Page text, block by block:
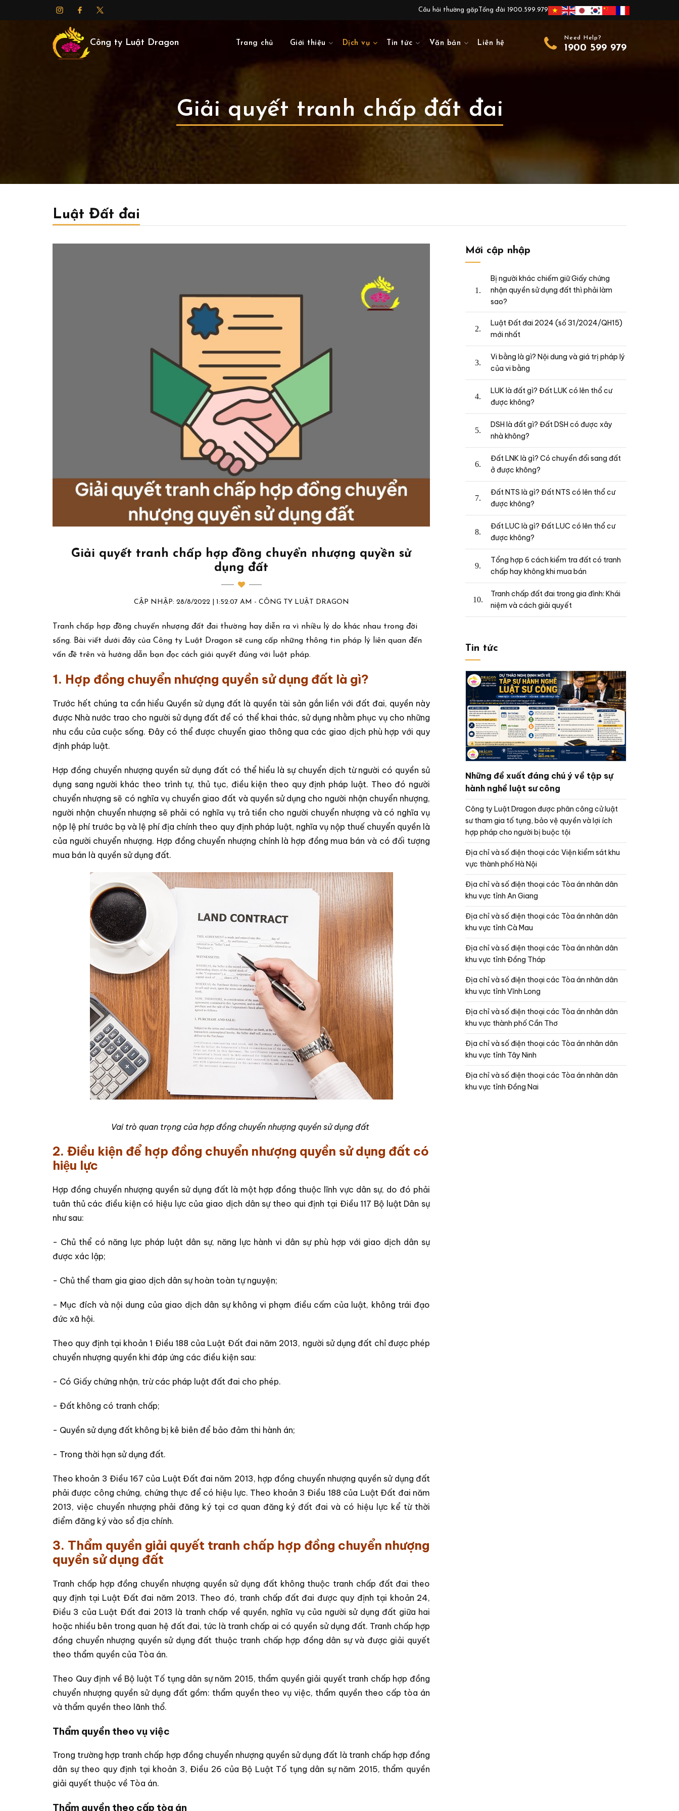
Câu hỏi thường gặp Tổng đài 1900.599.979
Công ty Luật Dragon Trang chủ Giới thiệu Dịch vụ Tin tức Văn bản Liên hệ
Need Help?
1900 599 979
Giải quyết tranh chấp đất đai
Luật Đất đai
Giải quyết tranh chấp hợp đồng chuyển nhượng quyền sử
dụng đất
CẬP NHẬP: 28/8/2022 | 1:52:07 AM - CÔNG TY LUẬT DRAGON
Tranh chấp hợp đồng chuyển nhượng đất đai thường hay diễn ra vì nhiều lý do khác nhau trong đời
sống. Bài viết dưới đây của Công ty Luật Dragon sẽ cung cấp những thông tin pháp lý liên quan đến
vấn đề trên và hướng dẫn bạn đọc cách giải quyết đúng với luật pháp.
1. Hợp đồng chuyển nhượng quyền sử dụng đất là gì?
Trước hết chúng ta cần hiểu Quyền sử dụng đất là quyền tài sản gắn liền với đất đai, quyền này
được Nhà nước trao cho người sử dụng đất để có thể khai thác, sử dụng nhằm phục vụ cho những
nhu cầu của cuộc sống. Đây có thể được chuyển giao thông qua các giao dịch phù hợp với quy
định pháp luật.
Hợp đồng chuyển nhượng quyền sử dụng đất có thể hiểu là sự chuyển dịch từ người có quyền sử
dụng sang người khác theo trình tự, thủ tục, điều kiện theo quy định pháp luật. Theo đó người
chuyển nhượng sẽ có nghĩa vụ chuyển giao đất và quyền sử dụng cho người nhận chuyển nhượng,
người nhận chuyển nhượng sẽ phải có nghĩa vụ trả tiền cho người chuyển nhượng và có nghĩa vụ
nộp lệ phí trước bạ và lệ phí địa chính theo quy định pháp luật, nghĩa vụ nộp thuế chuyển quyền là
của người chuyển nhượng. Hợp đồng chuyển nhượng chính là hợp đồng mua bán và có đối tượng
mua bán là quyền sử dụng đất.
Vai trò quan trọng của hợp đồng chuyển nhượng quyền sử dụng đất
2. Điều kiện để hợp đồng chuyển nhượng quyền sử dụng đất có
hiệu lực
Hợp đồng chuyển nhượng quyền sử dụng đất là một hợp đồng thuộc lĩnh vực dân sự, do đó phải
tuân thủ các điều kiện có hiệu lực của giao dịch dân sự theo qui định tại Điều 117 Bộ luật Dân sự
như sau:
- Chủ thể có năng lực pháp luật dân sự, năng lực hành vi dân sự phù hợp với giao dịch dân sự
được xác lập;
- Chủ thể tham gia giao dịch dân sự hoàn toàn tự nguyện;
- Mục đích và nội dung của giao dịch dân sự không vi phạm điều cấm của luật, không trái đạo
đức xã hội.
Theo quy định tại khoản 1 Điều 188 của Luật Đất đai năm 2013, người sử dụng đất chỉ được phép
chuyển nhượng quyền khi đáp ứng các điều kiện sau:
- Có Giấy chứng nhận, trừ các pháp luật đất đai cho phép.
- Đất không có tranh chấp;
- Quyền sử dụng đất không bị kê biên để bảo đảm thi hành án;
- Trong thời hạn sử dụng đất.
Theo khoản 3 Điều 167 của Luật Đất đai năm 2013, hợp đồng chuyển nhượng quyền sử dụng đất
phải được công chứng, chứng thực để có hiệu lực. Theo khoản 3 Điều 188 của Luật Đất đai năm
2013, việc chuyển nhượng phải đăng ký tại cơ quan đăng ký đất đai và có hiệu lực kể từ thời
điểm đăng ký vào sổ địa chính.
3. Thẩm quyền giải quyết tranh chấp hợp đồng chuyển nhượng
quyền sử dụng đất
Tranh chấp hợp đồng chuyển nhượng quyền sử dụng đất không thuộc tranh chấp đất đai theo
quy định tại Luật Đất đai năm 2013. Theo đó, tranh chấp đất đai được quy định tại khoản 24,
Điều 3 của Luật Đất đai 2013 là tranh chấp về quyền, nghĩa vụ của người sử dụng đất giữa hai
hoặc nhiều bên trong quan hệ đất đai, tức là tranh chấp ai có quyền sử dụng đất. Tranh chấp hợp
đồng chuyển nhượng quyền sử dụng đất thuộc tranh chấp hợp đồng dân sự và được giải quyết
theo thẩm quyền của Tòa án.
Theo Quy định về Bộ luật Tố tụng dân sự năm 2015, thẩm quyền giải quyết tranh chấp hợp đồng
chuyển nhượng quyền sử dụng đất gồm: thẩm quyền theo vụ việc, thẩm quyền theo cấp tòa án
và thẩm quyền theo lãnh thổ.
Thẩm quyền theo vụ việc
Trong trường hợp tranh chấp hợp đồng chuyển nhượng quyền sử dụng đất là tranh chấp hợp đồng
dân sự theo quy định tại khoản 3, Điều 26 của Bộ Luật Tố tụng dân sự năm 2015, thẩm quyền
giải quyết thuộc về Tòa án.
Thẩm quyền theo cấp tòa án
Mới cập nhập
Bị người khác chiếm giữ Giấy chứng
nhận quyền sử dụng đất thì phải làm
sao?
Luật Đất đai 2024 (số 31/2024/QH15)
mới nhất
Vi bằng là gì? Nội dung và giá trị pháp lý
của vi bằng
LUK là đất gì? Đất LUK có lên thổ cư
được không?
DSH là đất gì? Đất DSH có được xây
nhà không?
Đất LNK là gì? Có chuyển đổi sang đất
ở được không?
Đất NTS là gì? Đất NTS có lên thổ cư
được không?
Đất LUC là gì? Đất LUC có lên thổ cư
được không?
Tổng hợp 6 cách kiểm tra đất có tranh
chấp hay không khi mua bán
Tranh chấp đất đai trong gia đình: Khái
niệm và cách giải quyết
Tin tức
Những đề xuất đáng chú ý về tập sự
hành nghề luật sư công
Công ty Luật Dragon được phân công cử luật
sư tham gia tố tụng, bảo vệ quyền và lợi ích
hợp pháp cho người bị buộc tội
Địa chỉ và số điện thoại các Viện kiểm sát khu
vực thành phố Hà Nội
Địa chỉ và số điện thoại các Tòa án nhân dân
khu vực tỉnh An Giang
Địa chỉ và số điện thoại các Tòa án nhân dân
khu vực tỉnh Cà Mau
Địa chỉ và số điện thoại các Tòa án nhân dân
khu vực tỉnh Đồng Tháp
Địa chỉ và số điện thoại các Tòa án nhân dân
khu vực tỉnh Vĩnh Long
Địa chỉ và số điện thoại các Tòa án nhân dân
khu vực thành phố Cần Thơ
Địa chỉ và số điện thoại các Tòa án nhân dân
khu vực tỉnh Tây Ninh
Địa chỉ và số điện thoại các Tòa án nhân dân
khu vực tỉnh Đồng Nai